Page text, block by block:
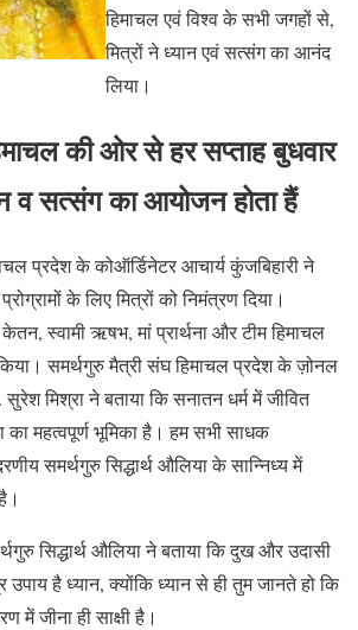
हिमाचल एवं विश्व के सभी जगहों से,
मित्रों ने ध्यान एवं सत्संग का आनंद
लिया।
की ओर से हर सप्ताह बुधवार
व सत्संग का आयोजन होता हैं
प्रदेश के कोऑर्डिनेटर आचार्य कुंजबिहारी ने
के लिए मित्रों को निमंत्रण दिया।
स्वामी ऋषभ, मां प्रार्थना और टीम हिमाचल
समर्थगुरु मैत्री संघ हिमाचल प्रदेश के ज़ोनल
मिश्रा ने बताया कि सनातन धर्म में जीवित
महत्वपूर्ण भूमिका है। हम सभी साधक
समर्थगुरु सिद्धार्थ औलिया के सान्निध्य में
सिद्धार्थ औलिया ने बताया कि दुख और उदासी
है ध्यान, क्योंकि ध्यान से ही तुम जानते हो कि
में जीना ही साक्षी है।